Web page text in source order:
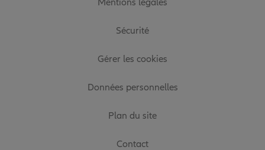
Mentions légales
Sécurité
Gérer les cookies
Données personnelles
Plan du site
Contact